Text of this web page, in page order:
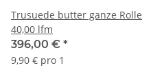
Trusuede butter ganze Rolle
40,00 lfm
396,00 € *
9,90 € pro 1